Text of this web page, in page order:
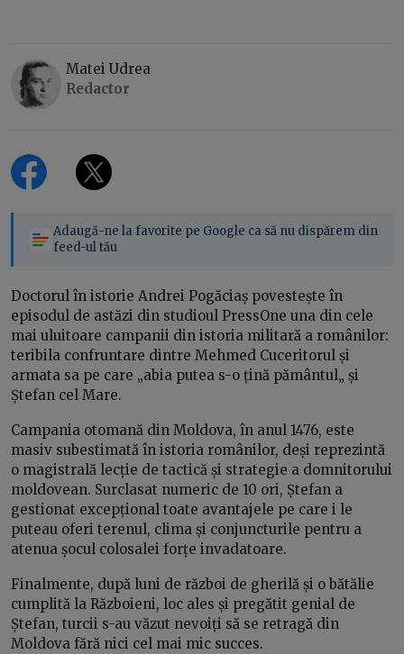
Matei Udrea
Redactor
Adaugă-ne la favorite pe Google ca să nu dispărem din
feed-ul tău
Doctorul în istorie Andrei Pogăciaș povestește în
episodul de astăzi din studioul PressOne una din cele
mai uluitoare campanii din istoria militară a românilor:
teribila confruntare dintre Mehmed Cuceritorul și
armata sa pe care „abia putea s-o țină pământul„ și
Ștefan cel Mare.
Campania otomană din Moldova, în anul 1476, este
masiv subestimată în istoria românilor, deși reprezintă
o magistrală lecție de tactică și strategie a domnitorului
moldovean. Surclasat numeric de 10 ori, Ștefan a
gestionat excepțional toate avantajele pe care i le
puteau oferi terenul, clima și conjuncturile pentru a
atenua șocul colosalei forțe invadatoare.
Finalmente, după luni de război de gherilă și o bătălie
cumplită la Războieni, loc ales și pregătit genial de
Ștefan, turcii s-au văzut nevoiți să se retragă din
Moldova fără nici cel mai mic succes.